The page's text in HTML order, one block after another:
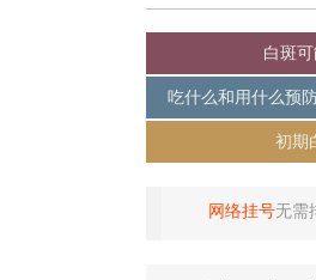
白斑
吃什么和用什么预
初期
网络挂号无需